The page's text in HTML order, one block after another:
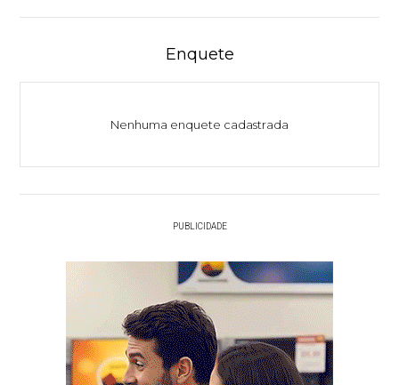
Enquete
Nenhuma enquete cadastrada
PUBLICIDADE